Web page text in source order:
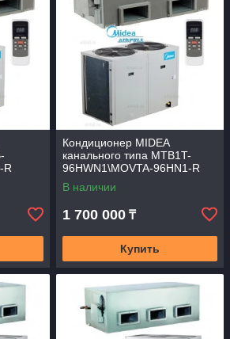
R
Кондиционер MIDEA
канального типа MTB1T-
96HWN1\MOVTA-96HN1-R
В наличии
1 700 000 ₸
Купить